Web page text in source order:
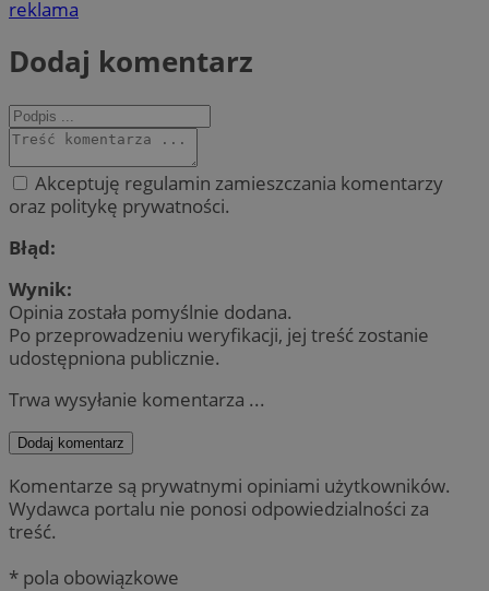
reklama
Dodaj komentarz
Akceptuję regulamin zamieszczania komentarzy
oraz politykę prywatności.
Błąd:
Wynik:
Opinia została pomyślnie dodana.
Po przeprowadzeniu weryfikacji, jej treść zostanie
udostępniona publicznie.
Trwa wysyłanie komentarza ...
Dodaj komentarz
Komentarze są prywatnymi opiniami użytkowników.
Wydawca portalu nie ponosi odpowiedzialności za
treść.
* pola obowiązkowe